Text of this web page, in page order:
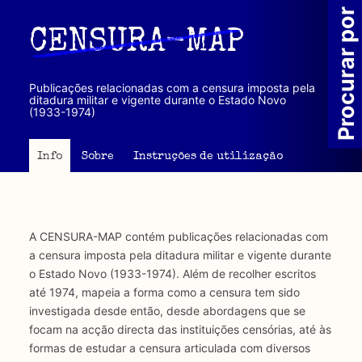
principal
CENSURA-MAP
Publicações relacionadas com a censura imposta pela
ditadura militar e vigente durante o Estado Novo
(1933-1974)
Info Sobre Instruções de utilização
A CENSURA-MAP contém publicações relacionadas com
a censura imposta pela ditadura militar e vigente durante
o Estado Novo (1933-1974). Além de recolher escritos
até 1974, mapeia a forma como a censura tem sido
investigada desde então, desde abordagens que se
focam na acção directa das instituições censórias, até às
formas de estudar a censura articulada com diversos
Procurar por